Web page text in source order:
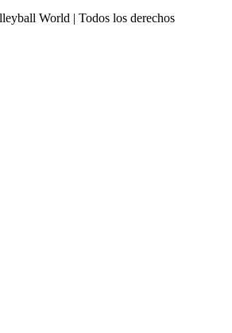
World | Todos los derechos